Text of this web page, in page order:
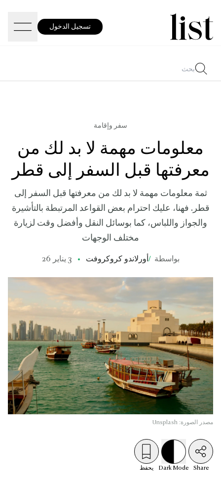
تسجيل الدخول
سفر وإقامة
معلومات مهمة لا بد لك من
معرفتها قبل السفر إلى قطر
ثمة معلومات مهمة لا بد لك من معرفتها قبل السفر إلى
قطر. فهنا، عليك احترام بعض القواعد المرتبطة بالتأشيرة
والجواز واللباس، كما بوسائل النقل وأفضل وقت لزيارة
مختلف الوجهات
بواسطة / أورلاندو كروكروفت 3 يناير 26
مصدر الصورة: Unsplash
Share
Dark Mode يحفظ